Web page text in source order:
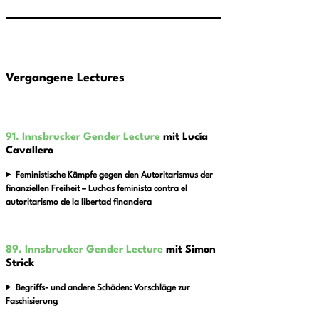
Vergangene Lectures
91. Innsbrucker Gender Lecture mit Lucía
Cavallero
Femi­nis­ti­sche Kämpfe gegen den Auto­ri­ta­ris­mus der
finan­zi­el­len Frei­heit – Luchas feminista contra el
autoritarismo de la libertad financiera
89. Innsbrucker Gender Lecture mit Simon
Strick
Begriffs- und andere Schäden: Vorschläge zur
Faschisierung